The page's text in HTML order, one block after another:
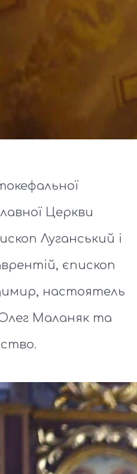
Церкви
Луганський і
єпископ
настоятель
Маланяк та